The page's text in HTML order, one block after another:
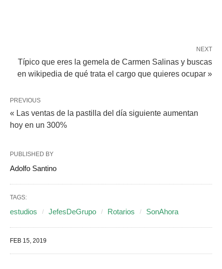
NEXT
Típico que eres la gemela de Carmen Salinas y buscas
en wikipedia de qué trata el cargo que quieres ocupar »
PREVIOUS
« Las ventas de la pastilla del día siguiente aumentan
hoy en un 300%
PUBLISHED BY
Adolfo Santino
TAGS:
estudios JefesDeGrupo Rotarios SonAhora
FEB 15, 2019